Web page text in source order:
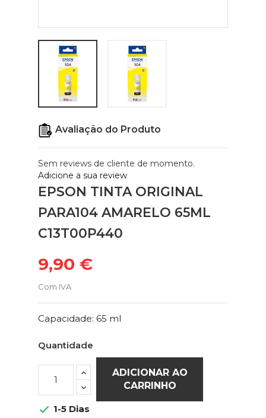
Avaliação do Produto
Sem reviews de cliente de momento.
Adicione a sua review
EPSON TINTA ORIGINAL
PARA104 AMARELO 65ML
C13T00P440
9,90 €
Com IVA
Capacidade: 65 ml
Quantidade
ADICIONAR AO
CARRINHO
 1-5 Dias